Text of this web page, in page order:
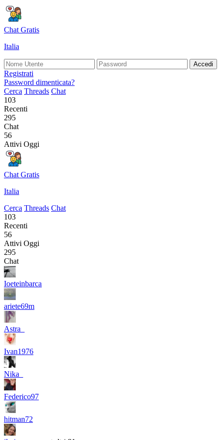
Chat Gratis
Italia
Accedi
Registrati
Password dimenticata?
Cerca Threads Chat
103
Recenti
295
Chat
56
Attivi Oggi
Chat Gratis
Italia
Cerca Threads Chat
103
Recenti
56
Attivi Oggi
295
Chat
Ioeteinbarca
ariete69m
Astra_
Ivan1976
Nika_
Federico97
hitman72